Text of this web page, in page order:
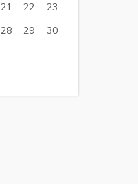
21 22
23
28 29
30